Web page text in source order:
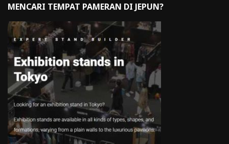
MENCARI TEMPAT PAMERAN DI JEPUN?